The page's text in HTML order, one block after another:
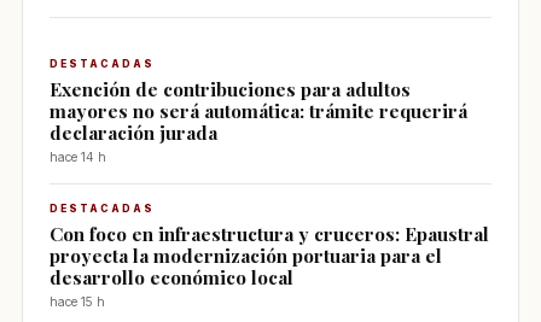
DESTACADAS
Exención de contribuciones para adultos
mayores no será automática: trámite requerirá
declaración jurada
hace 14 h
DESTACADAS
Con foco en infraestructura y cruceros: Epaustral
proyecta la modernización portuaria para el
desarrollo económico local
hace 15 h